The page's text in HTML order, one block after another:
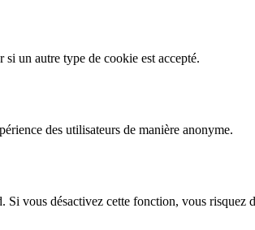
un autre type de cookie est accepté.
des utilisateurs de manière anonyme.
vous désactivez cette fonction, vous risquez